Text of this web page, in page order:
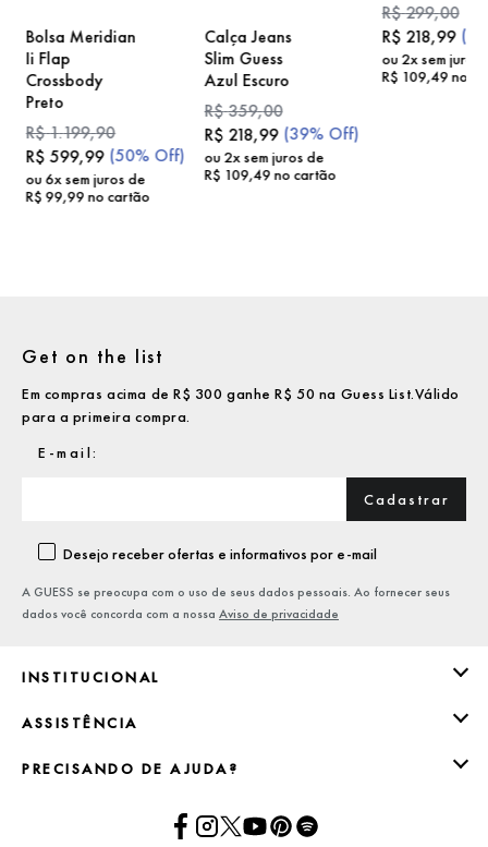
Bolsa Meridian
Ii Flap
Crossbody
Preto
R$1.199,90
R$ 599,99 (50% Off)
ou 6x sem juros de
R$ 99,99no cartão
Calça Jeans
Slim Guess
Azul Escuro
R$359,00
R$ 218,99 (39% Off)
ou2x sem juros de
R$ 109,49no cartão
R$299,00
R$ 218,99 (
ou 2x sem juros
R$ 109,49no
INSTITUCIONAL
ASSISTÊNCIA
PRECISANDO DE AJUDA?
Get on the list
Em compras acima de R$ 300 ganhe R$ 50 na Guess List.Válido
para a primeira compra.
Cadastrar
Desejo receber ofertas e informativos por e-mail
A GUESS se preocupa com o uso de seus dados pessoais. Ao fornecer seus
dados você concorda com a nossa Aviso de privacidade